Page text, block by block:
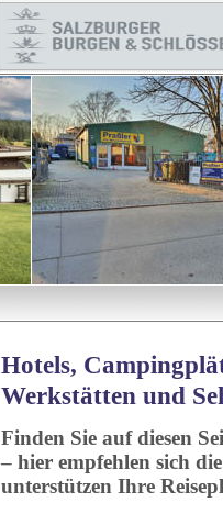
Hotels,
Werkstätten und
Finden Sie auf diesen
– hier empfehlen sich
unterstützen Ihre